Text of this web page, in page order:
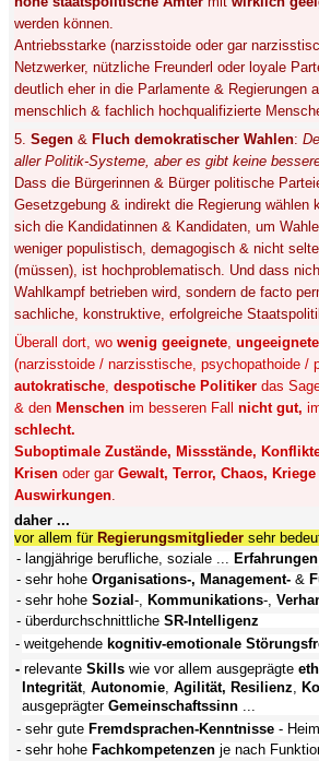
werden können.
Antriebsstarke (narzisstoide oder gar
Netzwerker, nützliche Freunderl oder loyale
deutlich eher in die Parlamente & Regierungen
menschlich & fachlich hochqualifizierte
5. Segen & Fluch demokratischer Wahlen:
aller Politik-Systeme, aber es gibt keine
Dass die Bürgerinnen & Bürger politische
Gesetzgebung & indirekt die Regierung wählen
sich die Kandidatinnen & Kandidaten, um
weniger populistisch, demagogisch & nicht
(müssen), ist hochproblematisch. Und dass
Wahlkampf betrieben wird, sondern de facto
sachliche, konstruktive, erfolgreiche
Überall dort, wo wenig geeignete, ungeeignete
(narzisstoide / narzisstische, psychopathoide /
autokratische, despotische Politiker das
& den Menschen im besseren Fall nicht gut,
schlecht.
Suboptimale Zustände, Missstände,
Krisen oder gar Gewalt, Terror, Chaos, Kriege
Auswirkungen.
daher ...
vor allem für Regierungsmitglieder sehr
- langjährige berufliche, soziale ... Erfahrungen
- sehr hohe Organisations-, Management- &
- sehr hohe Sozial -, Kommunikations-,
- überdurchschnittliche SR-Intelligenz
- weitgehende kognitiv-emotionale
- relevante Skills wie vor allem ausgeprägte
Integrität, Autonomie, Agilität, Resilienz,
ausgeprägterGemeinschaftssinn ...
- sehr gute Fremdsprachen-Kenntnisse -
- sehr hohe Fachkompetenzen je nach